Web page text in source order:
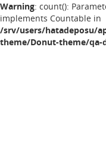
Warning: count():
implements Countable in
/srv/users/hatadeposu/
theme/Donut-theme/qa-